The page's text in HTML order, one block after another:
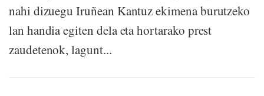
nahi dizuegu Iruñean Kantuz ekimena burutzeko
lan handia egiten dela eta hortarako prest
zaudetenok, lagunt...